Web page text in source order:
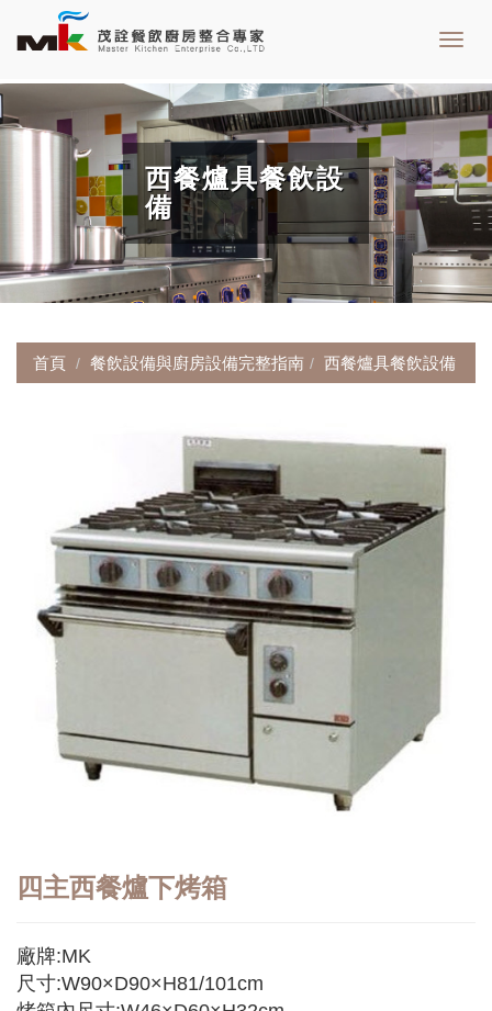
西餐爐具餐飲設
備
首頁 餐飲設備與廚房設備完整指南 西餐爐具餐飲設備
四主西餐爐下烤箱
廠牌:MK
尺寸:W90×D90×H81/101cm